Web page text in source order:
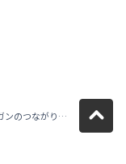
ウルトラマンの音楽とオルガンのつながり！！蒔田尚昊（冬木透）先生への特別インタビュー